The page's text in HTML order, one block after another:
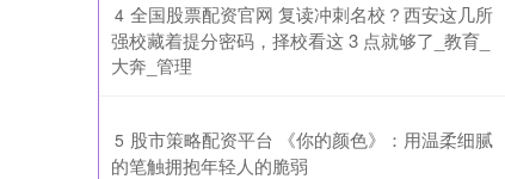
4 ​全国股票配资官网 复读冲刺名校？西安这几所
强校藏着提分密码，择校看这 3 点就够了_教育_
大奔_管理
5 ​股市策略配资平台 《你的颜色》：用温柔细腻
的笔触拥抱年轻人的脆弱